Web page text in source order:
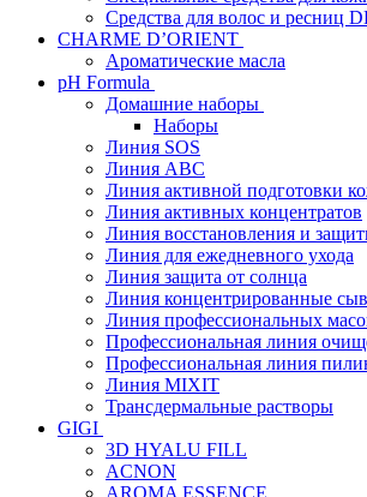
Средства для волос и ресниц
CHARME D’ORIENT
Ароматические масла
pH Formula
Домашние наборы
Наборы
Линия SOS
Линия АВС
Линия активной подготовки
Линия активных концентратов
Линия восстановления и
Линия для ежедневного ухода
Линия защита от солнца
Линия концентрированные
Линия профессиональных
Профессиональная линия
Профессиональная линия
Линия MIXIT
Трансдермальные растворы
GIGI
3D HYALU FILL
ACNON
AROMA ESSENCE